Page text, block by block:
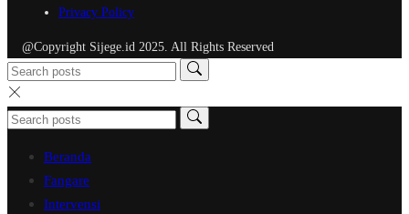
Privacy Policy
@Copyright Sijege.id 2025. All Rights Reserved
Beranda
Fangare
Intervensi